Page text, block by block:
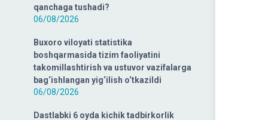
qanchaga tushadi?
06/08/2026
Buxoro viloyati statistika
boshqarmasida tizim faoliyatini
takomillashtirish va ustuvor vazifalarga
bag‘ishlangan yig‘ilish o‘tkazildi
06/08/2026
Dastlabki 6 oyda kichik tadbirkorlik